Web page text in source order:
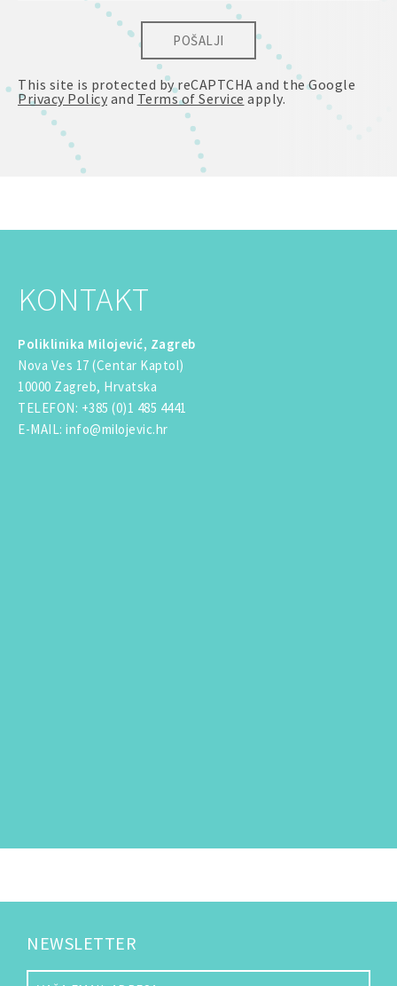
POŠALJI
This site is protected by reCAPTCHA and the Google
Privacy Policy and Terms of Service apply.
KONTAKT
Poliklinika Milojević, Zagreb
Nova Ves 17 (Centar Kaptol)
10000 Zagreb, Hrvatska
TELEFON: +385 (0)1 485 4441
E-MAIL: info@milojevic.hr
NEWSLETTER